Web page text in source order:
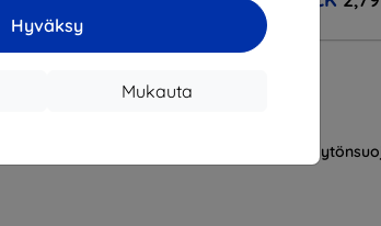
Hyväksy
MukautaTuotenumero